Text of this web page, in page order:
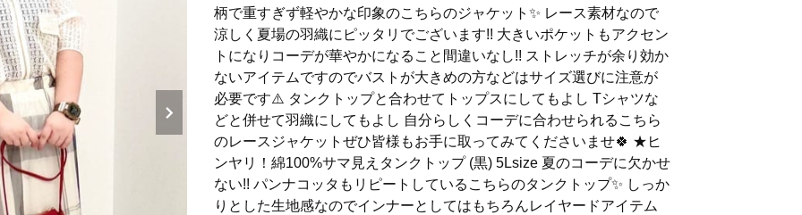
柄で重すぎず軽やかな印象のこちらのジャケット✨️ レース素材なので
涼しく夏場の羽織にピッタリでございます!! 大きいポケットもアクセン
トになりコーデが華やかになること間違いなし!! ストレッチが余り効か
ないアイテムですのでバストが大きめの方などはサイズ選びに注意が
必要です⚠️ タンクトップと合わせてトップスにしてもよし Tシャツな
どと併せて羽織にしてもよし 自分らしくコーデに合わせられるこちら
のレースジャケットぜひ皆様もお手に取ってみてくださいませ🍀 ★ヒ
ンヤリ！綿100%サマ見えタンクトップ (黒) 5Lsize 夏のコーデに欠かせ
ない!! パンナコッタもリピートしているこちらのタンクトップ✨️ しっか
りとした生地感なのでインナーとしてはもちろんレイヤードアイテム